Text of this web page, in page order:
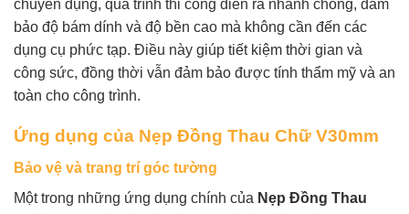
chuyên dụng, quá trình thi công diễn ra nhanh chóng, đảm
bảo độ bám dính và độ bền cao mà không cần đến các
dụng cụ phức tạp. Điều này giúp tiết kiệm thời gian và
công sức, đồng thời vẫn đảm bảo được tính thẩm mỹ và an
toàn cho công trình.
Ứng dụng của Nẹp Đồng Thau Chữ V30mm
Bảo vệ và trang trí góc tường
Một trong những ứng dụng chính của Nẹp Đồng Thau